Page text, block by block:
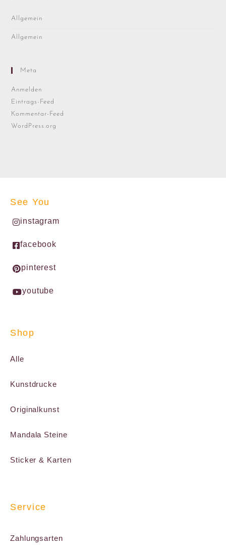
Allgemein
Allgemein
Meta
Anmelden
Eintrags-Feed
Kommentar-Feed
WordPress.org
See You
instagram
facebook
pinterest
youtube
Shop
Alle
Kunstdrucke
Originalkunst
Mandala Steine
Sticker & Karten
Service
Zahlungsarten